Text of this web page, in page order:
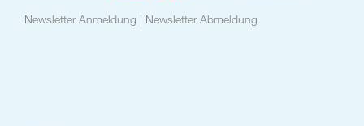
Newsletter Anmeldung | Newsletter Abmeldung